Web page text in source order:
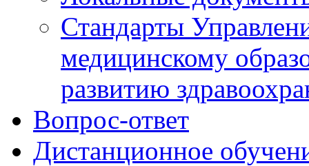
Стандарты
медицинскому
развитию
Вопрос-ответ
Дистанционное